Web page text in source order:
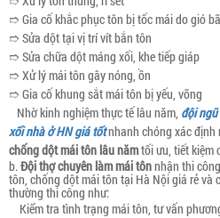
➱ Gia cố khắc phục tôn bị tốc mái do gió
➱ Sửa dột tại vị trí vít bắn tôn
➱ Sửa chữa dột máng xối, khe tiếp giáp
➱ Xử lý mái tôn gây nóng, ồn
➱ Gia cố khung sắt mái tôn bị yếu, võng
Nhờ kinh nghiệm thực tế lâu năm, đội
xối nhà ở HN giá tốtnhanh chóng xác định
chống dột mái tôn lâu nămtối ưu, tiết kiệm
b.Đội thợ chuyên làm mái tônnhận thi
tôn, chống dột mái tôn tại Hà Nội giá rẻ và
thường thi công như:
Kiểm tra tình trạng mái tôn, tư vấn